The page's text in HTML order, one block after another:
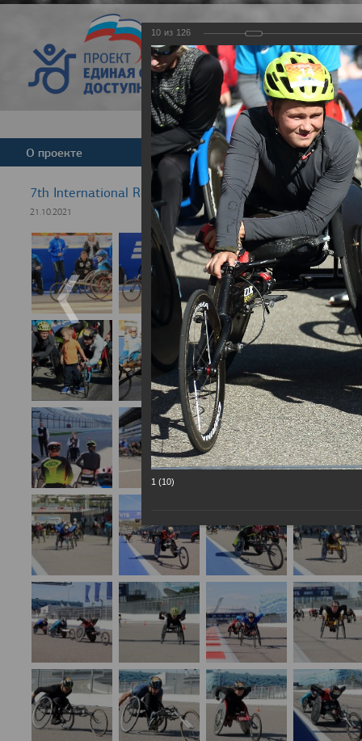
Версия для
О проекте Команда Новости
7th International Rezept-Sport Wheelchair Half
21.10.2021
10 из 126
1 (10)